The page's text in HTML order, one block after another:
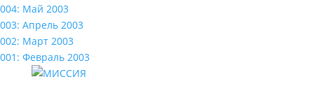
004: Май 2003
003: Апрель 2003
002: Март 2003
001: Февраль 2003